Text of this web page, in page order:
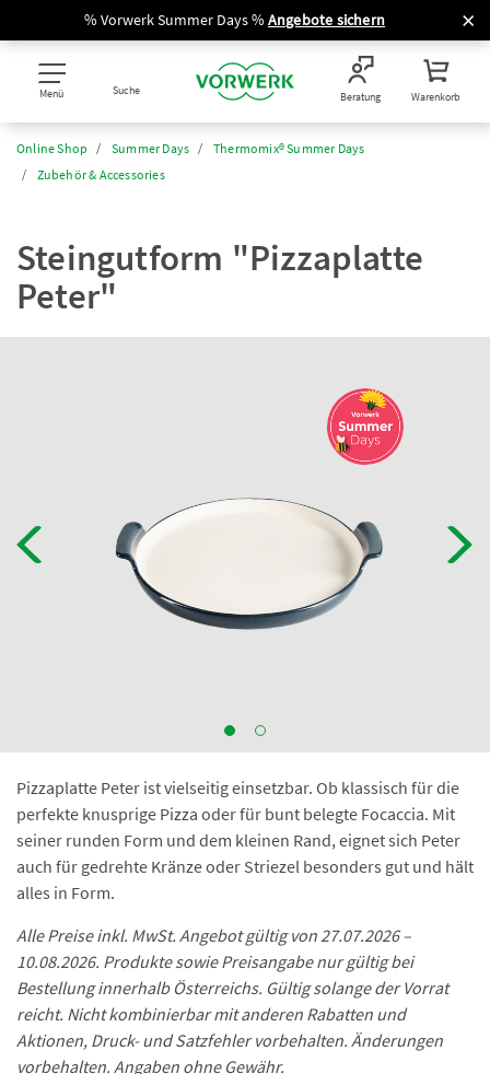
% Vorwerk Summer Days % Angebote sichern
Menü Suche Beratung Warenkorb
Online Shop Summer Days
Thermomix® Summer Days
Zubehör & Accessories
Steingutform "Pizzaplatte
Peter"
Pizzaplatte Peter ist vielseitig einsetzbar. Ob klassisch für die
perfekte knusprige Pizza oder für bunt belegte Focaccia. Mit
seiner runden Form und dem kleinen Rand, eignet sich Peter
auch für gedrehte Kränze oder Striezel besonders gut und hält
alles in Form.
Alle Preise inkl. MwSt. Angebot gültig von 27.07.2026 –
10.08.2026. Produkte sowie Preisangabe nur gültig bei
Bestellung innerhalb Österreichs. Gültig solange der Vorrat
reicht. Nicht kombinierbar mit anderen Rabatten und
Aktionen, Druck- und Satzfehler vorbehalten. Änderungen
vorbehalten. Angaben ohne Gewähr.